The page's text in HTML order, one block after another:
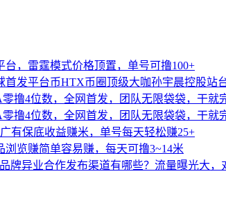
台，雷霆模式价格顶置，单号可撸100+
首发平台币HTX币圈顶级大咖孙宇晨控股
撸4位数，全网首发，团队无限袋袋，干就
撸4位数，全网首发，团队无限袋袋，干就
有保底收益赚米，单号每天轻松赚25+
浏览赚简单容易赚，每天可撸3~14米
牌异业合作发布渠道有哪些？流量曝光大